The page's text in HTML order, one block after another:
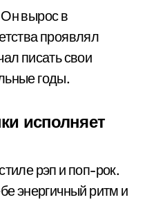
вырос в
проявлял
писать свои
годы.
исполняет
рэп и поп-рок.
энергичный ритм и